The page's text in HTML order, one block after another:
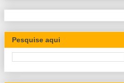
Pesquise aqui